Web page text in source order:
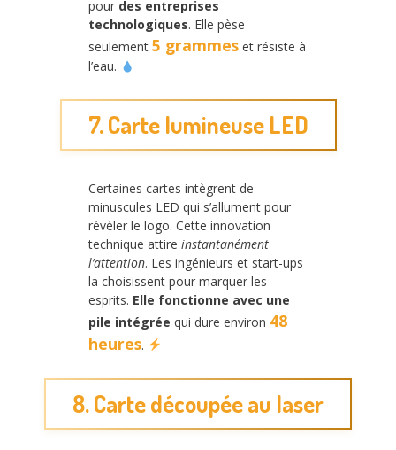
pour des entreprises
technologiques. Elle pèse
seulement 5 grammes et résiste à
l’eau.
7. Carte lumineuse LED
Certaines cartes intègrent de
minuscules LED qui s’allument pour
révéler le logo. Cette innovation
technique attire instantanément
l’attention. Les ingénieurs et start-ups
la choisissent pour marquer les
esprits. Elle fonctionne avec une
pile intégrée qui dure environ 48
heures.
8. Carte découpée au laser